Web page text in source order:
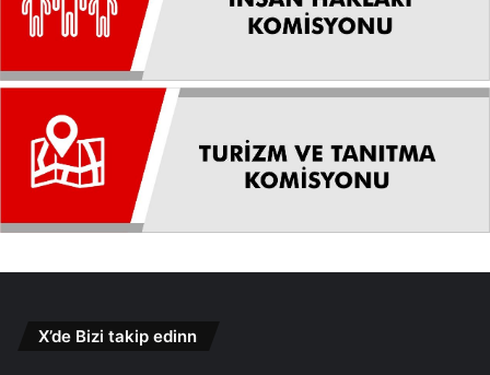
X’de Bizi takip edinn